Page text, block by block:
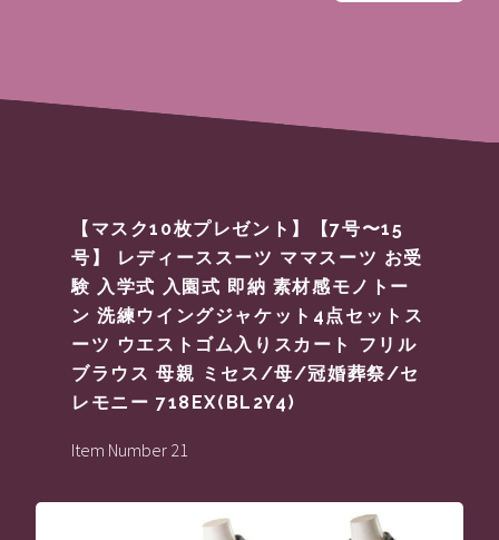
【マスク10枚プレゼント】【7号〜15
号】 レディーススーツ ママスーツ お受
験 入学式 入園式 即納 素材感モノトー
ン 洗練ウイングジャケット4点セットス
ーツ ウエストゴム入りスカート フリル
ブラウス 母親 ミセス/母/冠婚葬祭/セ
レモニー 718EX(BL2Y4)
Item Number 21